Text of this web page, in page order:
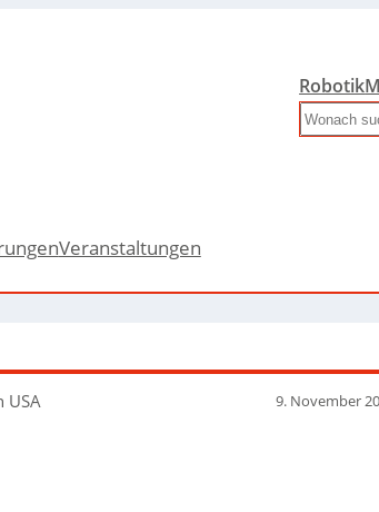
Robotik
Search
Veranstaltungen
USA 9. November